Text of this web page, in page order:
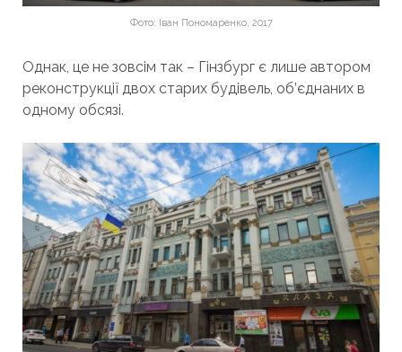
Фото: Іван Пономаренко, 2017
Однак, це не зовсім так – Гінзбург є лише автором
реконструкції двох старих будівель, об’єднаних в
одному обсязі.